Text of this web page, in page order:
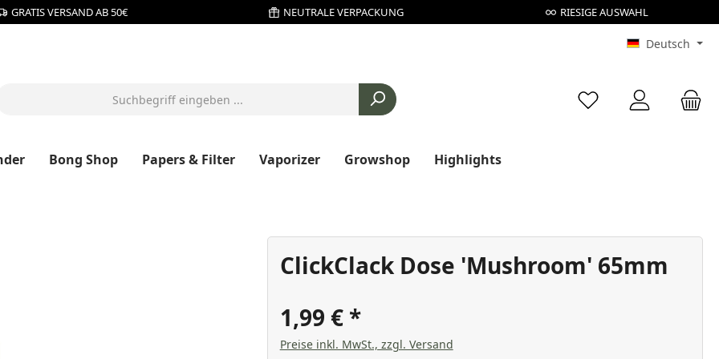
GRATIS VERSAND AB 50€ NEUTRALE VERPACKUNG RIESIGE AUSWAHL
Deutsch
Du hast 0 Produkte
Bong Shop Papers & Filter Vaporizer Growshop Highlights
ClickClack Dose 'Mushroom' 65mm
1,99 €
Preise inkl. MwSt., zzgl. Versand